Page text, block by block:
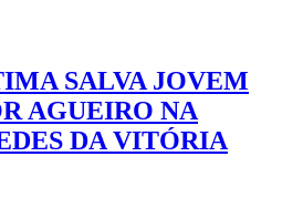
SALVA JOVEM
AGUEIRO NA
DA VITÓRIA